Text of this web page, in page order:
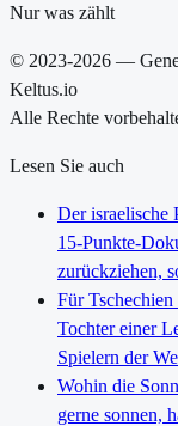
Nur was zählt
© 2023-2026 —
Keltus.io
Alle Rechte
Lesen Sie auch
Der israelische
15-Punkte-
zurückziehen,
Für
Tochter einer
Spielern der
Wohin die
gerne sonnen,